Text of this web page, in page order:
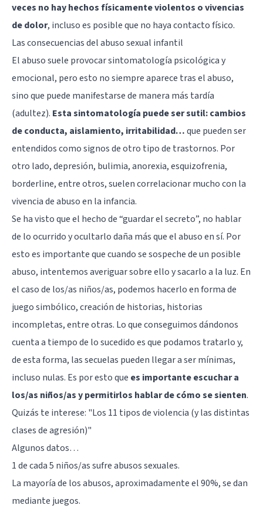
veces no hay hechos físicamente violentos o vivencias
de dolor, incluso es posible que no haya contacto físico.
Las consecuencias del abuso sexual infantil
El abuso suele provocar sintomatología psicológica y
emocional, pero esto no siempre aparece tras el abuso,
sino que puede manifestarse de manera más tardía
(adultez). Esta sintomatología puede ser sutil: cambios
de conducta, aislamiento, irritabilidad…que pueden ser
entendidos como signos de otro tipo de trastornos. Por
otro lado,depresión, bulimia, anorexia, esquizofrenia,
borderline, entre otros, suelen correlacionar mucho con la
vivencia de abuso en la infancia.
Se ha visto que el hecho de “guardar el secreto”, no hablar
de lo ocurrido y ocultarlo daña más que el abuso en sí. Por
esto es importante que cuando se sospeche de un posible
abuso, intentemos averiguar sobre ello y sacarlo a la luz. En
el caso de los/as niños/as, podemos hacerlo en forma de
juego simbólico, creación de historias, historias
incompletas, entre otras. Lo que conseguimos dándonos
cuenta a tiempo de lo sucedido es que podamos tratarlo y,
de esta forma, las secuelas pueden llegar a ser mínimas,
incluso nulas. Es por esto que es importante escuchar a
los/as niños/as y permitirlos hablar de cómo se sienten.
Quizás te interese: "Los 11 tipos de violencia (y las distintas
clases de agresión)"
Algunos datos…
1 de cada 5 niños/as sufre abusos sexuales.
La mayoría de los abusos, aproximadamente el 90%, se dan
mediante juegos.